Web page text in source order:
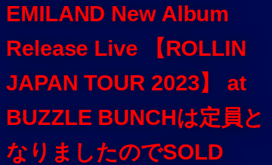
EMILAND New Album
Release Live 【ROLLIN
JAPAN TOUR 2023】 at
BUZZLE BUNCHは定員と
なりましたのでSOLD